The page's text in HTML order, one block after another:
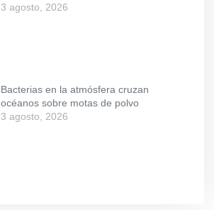
3 agosto, 2026
Bacterias en la atmósfera cruzan
océanos sobre motas de polvo
3 agosto, 2026